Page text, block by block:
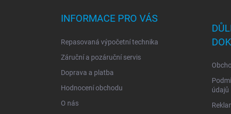
INFORMACE PRO VÁS
Repasovaná výpočetní technika
Záruční a pozáruční servis
Doprava a platba
Hodnocení obchodu
O nás
údajů